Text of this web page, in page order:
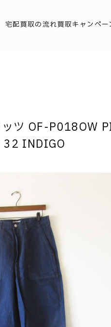
宅配買取の流れ買取キャンペー
ツ OF-P018OW
INDIGO